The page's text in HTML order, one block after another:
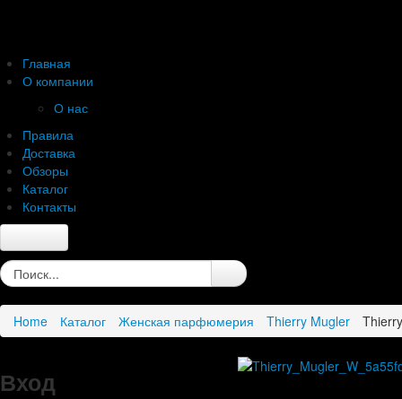
Главная
О компании
О нас
Правила
Доставка
Обзоры
Каталог
Контакты
Главная
О нас
Правила
Каталог
Home Каталог Женская парфюмерия Thierry Mugler
Вход